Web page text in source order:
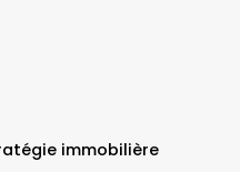
immobilière